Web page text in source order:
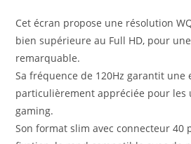
Cet écran propose une résolution
bien supérieure au Full HD, pour une
remarquable.
Sa fréquence de 120Hz garantit une
particulièrement appréciée pour les
gaming.
Son format slim avec connecteur 40